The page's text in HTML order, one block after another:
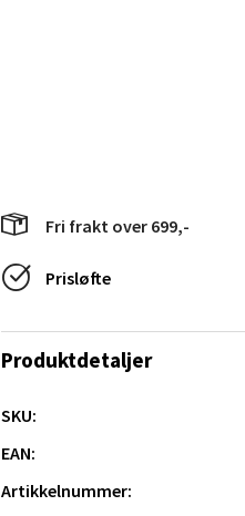
Fri frakt over 699,-
Prisløfte
Produktdetaljer
SKU:
EAN:
Artikkelnummer: